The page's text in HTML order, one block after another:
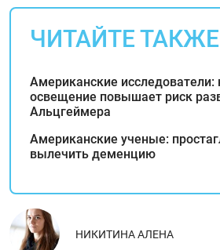
ЧИТАЙТЕ ТАКЖЕ
Американские исследователи:
освещение повышает риск
Альцгеймера
Американские ученые:
вылечить деменцию
НИКИТИНА АЛЕНА